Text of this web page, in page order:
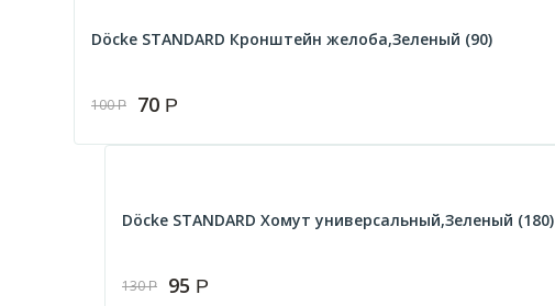
Döcke STANDARD Кронштейн желоба,Зеленый (90)
100Р 70 Р
Döcke STANDARD Хомут универсальный,Зеленый (180)
130Р 95 Р